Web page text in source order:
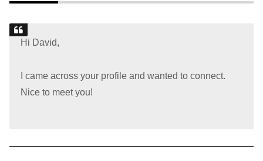
Hi David,
I came across your profile and wanted to connect.
Nice to meet you!